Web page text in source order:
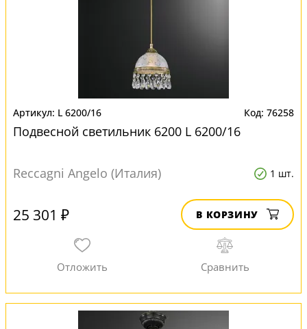
L 6200/16 76258
Подвесной светильник 6200 L 6200/16
Reccagni Angelo (Италия) 1 шт.
25 301 ₽ В КОРЗИНУ